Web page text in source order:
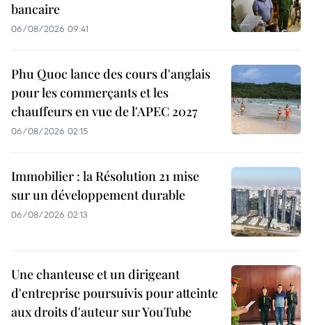
bancaire
06/08/2026 09:41
Phu Quoc lance des cours d'anglais
pour les commerçants et les
chauffeurs en vue de l'APEC 2027
06/08/2026 02:15
Immobilier : la Résolution 21 mise
sur un développement durable
06/08/2026 02:13
Une chanteuse et un dirigeant
d'entreprise poursuivis pour atteinte
aux droits d'auteur sur YouTube